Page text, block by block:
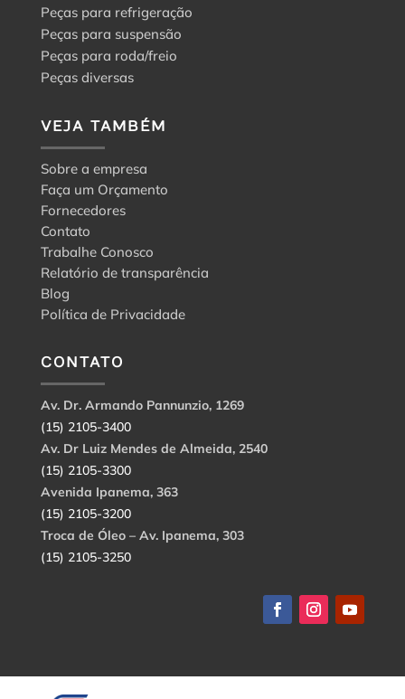
Peças para refrigeração
Peças para suspensão
Peças para roda/freio
Peças diversas
VEJA TAMBÉM
Sobre a empresa
Faça um Orçamento
Fornecedores
Contato
Trabalhe Conosco
Relatório de transparência
Blog
Política de Privacidade
CONTATO
Av. Dr. Armando Pannunzio, 1269
(15) 2105-3400
Av. Dr Luiz Mendes de Almeida, 2540
(15) 2105-3300
Avenida Ipanema, 363
(15) 2105-3200
Troca de Óleo – Av. Ipanema, 303
(15) 2105-3250